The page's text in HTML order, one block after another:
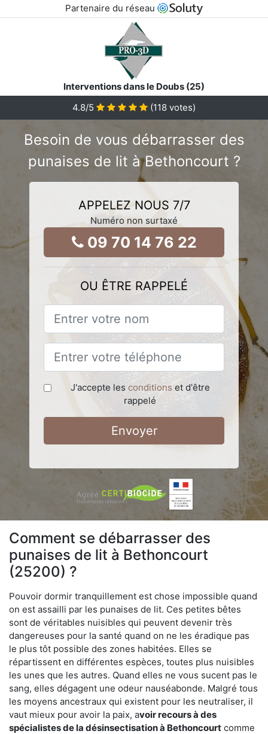
Partenaire du réseau
Interventions dans le Doubs (25)
4.8/5 (118 votes)
Besoin de vous débarrasser des
punaises de lit à Bethoncourt ?
APPELEZ NOUS 7/7
Numéro non surtaxé
09 70 14 76 22
OU ÊTRE RAPPELÉ
J'accepte les conditions et d'être
rappelé
Envoyer
Comment se débarrasser des
punaises de lit à Bethoncourt
(25200) ?
Pouvoir dormir tranquillement est chose impossible quand
on est assailli par les punaises de lit. Ces petites bêtes
sont de véritables nuisibles qui peuvent devenir très
dangereuses pour la santé quand on ne les éradique pas
le plus tôt possible des zones habitées. Elles se
répartissent en différentes espèces, toutes plus nuisibles
les unes que les autres. Quand elles ne vous sucent pas le
sang, elles dégagent une odeur nauséabonde. Malgré tous
les moyens ancestraux qui existent pour les neutraliser, il
vaut mieux pour avoir la paix, avoir recours à des
spécialistes de la désinsectisation à Bethoncourt comme